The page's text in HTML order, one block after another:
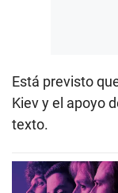
Está previsto
Kiev y el apoyo
texto.